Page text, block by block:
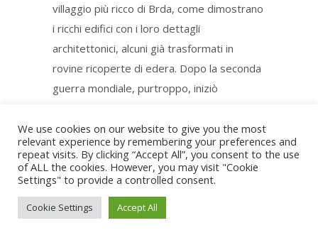
villaggio più ricco di Brda, come dimostrano
i ricchi edifici con i loro dettagli
architettonici, alcuni già trasformati in
rovine ricoperte di edera. Dopo la seconda
guerra mondiale, purtroppo, iniziò
più grandi della regione di Goriška e verso
la costa. Il villaggio stava per subire dei
lavori di ristrutturazione, poiché
intendevano filmare un reality show di
livello mondiale qui, ma tutto si è schiantato
We use cookies on our website to give you the most
relevant experience by remembering your preferences and
repeat visits. By clicking “Accept All”, you consent to the use
of ALL the cookies. However, you may visit "Cookie
Settings" to provide a controlled consent.
Cookie Settings Accept All